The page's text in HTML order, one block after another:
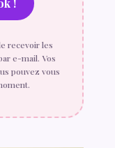
recevoir les
e-mail. Vos
pouvez vous